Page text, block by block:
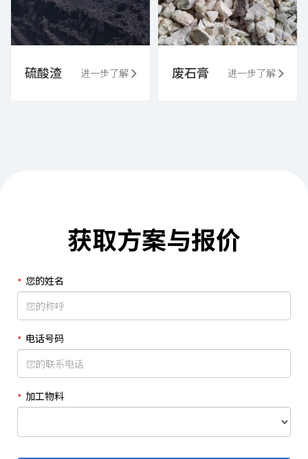
硫酸渣 进一步了解 废石膏 进一步了解
获取方案与报价
您的姓名
电话号码
加工物料